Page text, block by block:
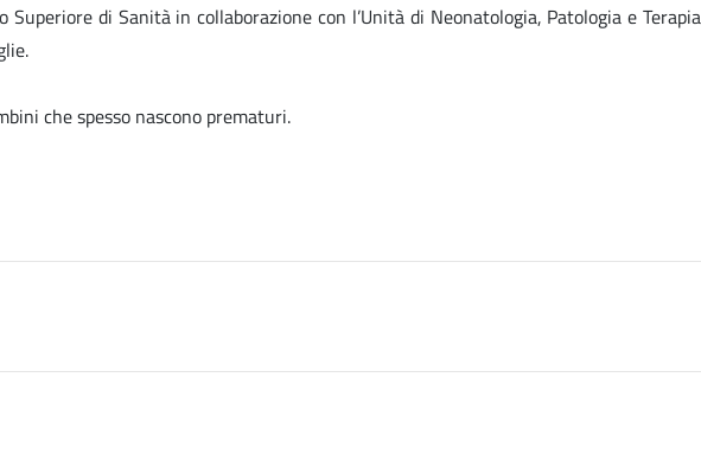
di Sanità in collaborazione con l’Unità di Neonatologia, Patologia e Terapia
che spesso nascono prematuri.